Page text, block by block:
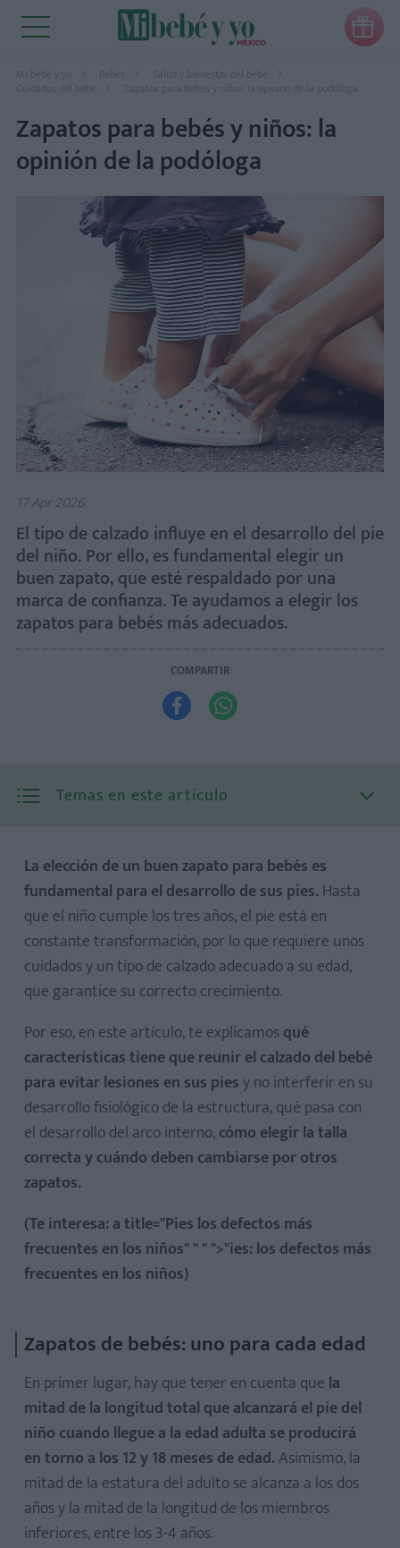

Mi bebé y yo Bebés
Salud y bienestar del bebé
Zapatos para bebés y niños: la opinión de la podóloga
Zapatos para bebés y niños: la
opinión de la podóloga
17 Apr 2026
El tipo de calzado influye en el desarrollo del pie
del niño. Por ello, es fundamental elegir un
buen zapato, que esté respaldado por una
marca de confianza. Te ayudamos a elegir los
zapatos para bebés más adecuados.
COMPARTIR
 
Temas en este artículo
La elección de un buen zapato para bebés es
fundamental para el desarrollo de sus pies. Hasta
que el niño cumple los tres años, el pie está en
constante transformación, por lo que requiere unos
cuidados y un tipo de calzado adecuado a su edad,
que garantice su correcto crecimiento.
Por eso, en este artículo, te explicamos qué
características tiene que reunir el calzado del bebé
para evitar lesiones en sus piesy no interferir en su
desarrollo fisiológico de la estructura, qué pasa con
el desarrollo del arco interno,cómo elegir la talla
correcta y cuándo deben cambiarse por otros
zapatos.
(Te interesa: a title="Pies los defectos más
frecuentes en los niños" " " ">"ies: los defectos más
frecuentes en los niños)
Zapatos de bebés: uno para cada edad
En primer lugar, hay que tener en cuenta que la
mitad de la longitud total que alcanzará el pie del
niño cuando llegue a la edad adulta se producirá
en torno a los 12 y 18 meses de edad.Asimismo, la
mitad de la estatura del adulto se alcanza a los dos
años y la mitad de la longitud de los miembros
inferiores, entre los 3-4 años.